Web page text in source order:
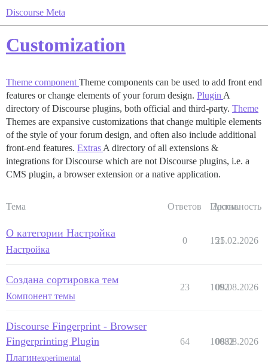
Discourse Meta
Customization
Theme component Theme components can be used to add front end
features or change elements of your forum design. Plugin A
directory of Discourse plugins, both official and third-party. Theme
Themes are expansive customizations that change multiple elements
of the style of your forum design, and often also include additional
front-end features. Extras A directory of all extensions &
integrations for Discourse which are not Discourse plugins, i.e. a
CMS plugin, a browser extension or a native application.
Тема Ответов Просм.
Активность
О категории Настройка
Настройка
0 151
25.02.2026
Создана сортировка тем
Компонент темы
23 1092
08.08.2026
Discourse Fingerprint - Browser
Fingerprinting Plugin
Плагинexperimental
64 10082
08.08.2026